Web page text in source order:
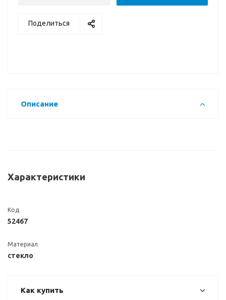
Поделиться
Описание
Характеристики
Код
52467
Материал
стекло
Как купить